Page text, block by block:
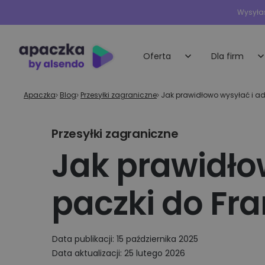
Oferta
Nadawaj przesyłki do rąk własnych i
Przesyłki międzynarodowe
Wysyłka palet
Przesyłki ekspresowe
Dla firm
E-sklepy
e-commerce
platformy
Apaczka» Blog» Przesyłki zagraniczne» Jak prawidłowo wysyłać i
Przesyłki zagraniczne
Jak
paczki do
Data publikacji: 15 października 2025
Data aktualizacji: 25 lutego 2026